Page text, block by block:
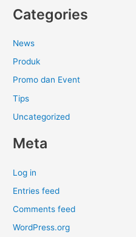
Categories
News
Produk
Promo dan Event
Tips
Uncategorized
Meta
Log in
Entries feed
Comments feed
WordPress.org